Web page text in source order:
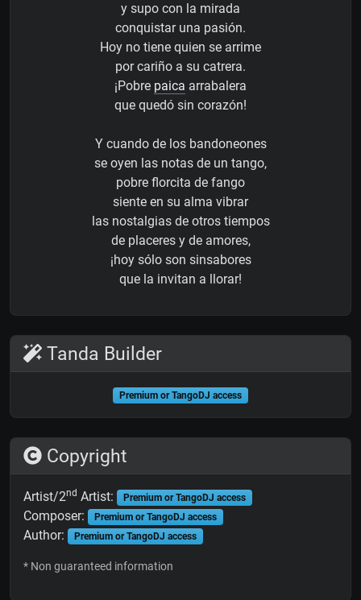
y supo con la mirada
conquistar una pasión.
Hoy no tiene quien se arrime
por cariño a su catrera.
¡Pobre paica arrabalera
que quedó sin corazón!
Y cuando de los bandoneones
se oyen las notas de un tango,
pobre florcita de fango
siente en su alma vibrar
las nostalgias de otros tiempos
de placeres y de amores,
¡hoy sólo son sinsabores
que la invitan a llorar!
Tanda Builder
Premium or TangoDJ access
Copyright
Artist/2nd Artist: Premium or TangoDJ access
Composer: Premium or TangoDJ access
Author: Premium or TangoDJ access
* Non guaranteed information